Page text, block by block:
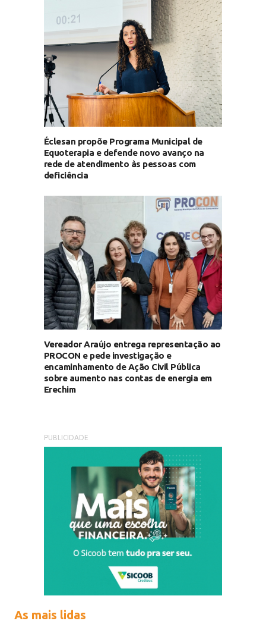
Éclesan propõe Programa Municipal de
Equoterapia e defende novo avanço na
rede de atendimento às pessoas com
deficiência
Vereador Araújo entrega representação ao
PROCON e pede investigação e
encaminhamento de Ação Civil Pública
sobre aumento nas contas de energia em
Erechim
PUBLICIDADE
As mais lidas